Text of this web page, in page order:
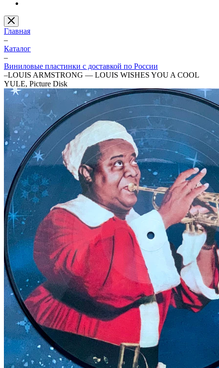
Главная
–
Каталог
–
Виниловые пластинки с доставкой по России
–LOUIS ARMSTRONG — LOUIS WISHES YOU A COOL
YULE, Picture Disk